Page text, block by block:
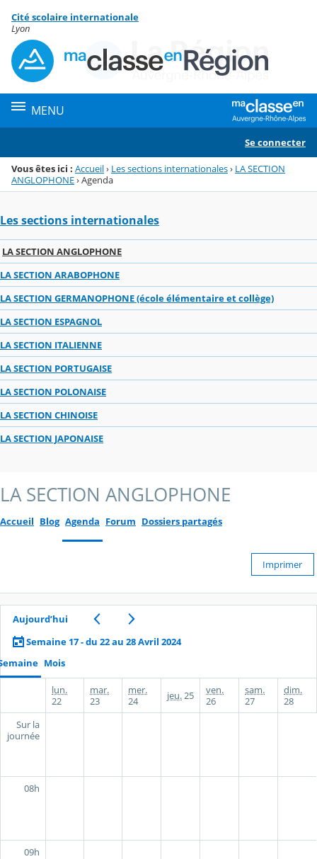
Menu de la rubrique
Contenu
Cité scolaire internationale
Lyon
MENU
Se connecter
Vous êtes ici : Accueil› Les sections internationales› LA SECTION
ANGLOPHONE›Agenda
Les sections internationales
LA SECTION ANGLOPHONE
LA SECTION ARABOPHONE
LA SECTION GERMANOPHONE (école élémentaire et collège)
LA SECTION ESPAGNOL
LA SECTION ITALIENNE
LA SECTION PORTUGAISE
LA SECTION POLONAISE
LA SECTION CHINOISE
LA SECTION JAPONAISE
LA SECTION ANGLOPHONE
Accueil Blog Agenda Forum Dossiers partagés
Imprimer
Aujourd’hui
Semaine 17 - du 22 au 28 Avril 2024
Mois
lun.
22
mar.
23
mer.
24
jeu.25
ven.
26
sam.
27
dim.
28
Sur la
journée
08h
09h